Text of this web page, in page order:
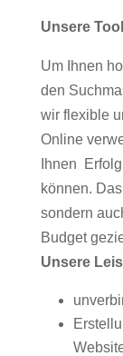
Unsere
Um Ihnen
den
wir flexible
Online
Ihnen
können.
sondern
Budget
Unsere